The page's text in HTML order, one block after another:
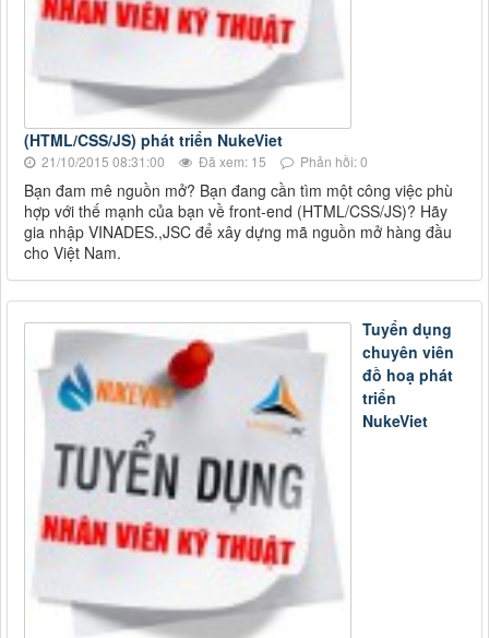
(HTML/CSS/JS) phát triển NukeViet
21/10/2015 08:31:00 Đã xem: 15 Phản hồi: 0
Bạn đam mê nguồn mở? Bạn đang cần tìm một công việc phù
hợp với thế mạnh của bạn về front-end (HTML/CSS/JS)? Hãy
gia nhập VINADES.,JSC để xây dựng mã nguồn mở hàng đầu
cho Việt Nam.
Tuyển dụng
chuyên viên
đồ hoạ phát
triển
NukeViet